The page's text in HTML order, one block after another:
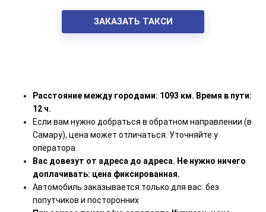
ЗАКАЗАТЬ ТАКСИ
Расстояние между городами: 1093 км. Время в пути:
12 ч.
Если вам нужно добраться в обратном направлении (в
Самару), цена может отличаться. Уточняйте у
оператора.
Вас довезут от адреса до адреса. Не нужно ничего
доплачивать: цена фиксированная.
Автомобиль заказывается только для вас: без
попутчиков и посторонних